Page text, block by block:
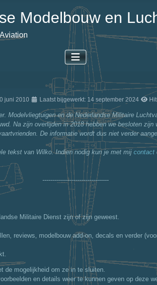
Modelbouw en
juni 2010 Laatst bijgewerkt: 14 september 2024
Modelvliegtuigen en de Nederlandse Militaire
Na zijn overlijden in 2018 hebben we besloten
De informatie wordt dus niet verder
tekst van Wilko. Indien nodig kun je met mij contact
----------------------------------
Militaire Dienst zijn of zijn geweest.
reviews, modelbouw add-on, decals en verder
de mogelijkheid om ze in te sluiten.
en details weer te kunnen geven op deze